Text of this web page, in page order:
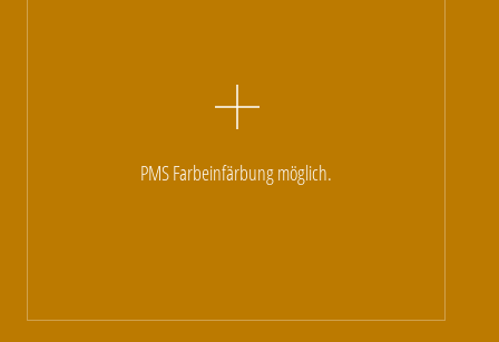
PMS Farbeinfärbung möglich.